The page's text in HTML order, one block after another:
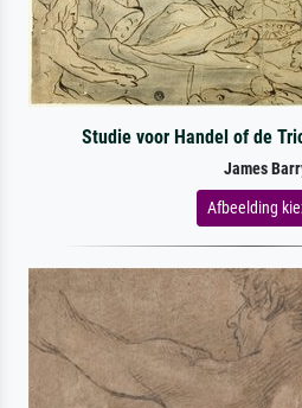
Studie voor Handel of de
James
Afbeelding